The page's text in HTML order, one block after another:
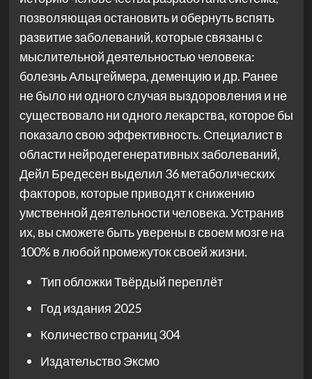
позволяющая остановить и обернуть вспять
развитие заболеваний, которые связаны с
мыслительной деятельностью человека:
болезнь Альцгеймера, деменцию и др. Ранее
не было ни одного случая выздоровления и не
существовало ни одного лекарства, которое бы
показало свою эффективность. Специалист в
области нейродегенеративных заболеваний,
Дейл Бредесен выделил 36 метаболических
факторов, которые приводят к снижению
умственной деятельности человека. Устранив
их, вы сможете быть уверены в своем мозге на
100% в любой промежуток своей жизни.
Тип обложкиТвёрдый переплёт
Год издания 2025
Количество страниц304
ИздательствоЭксмо